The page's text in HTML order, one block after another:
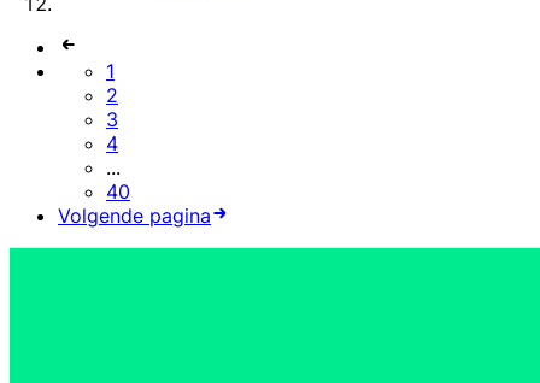
1
2
3
4
...
40
Volgende pagina